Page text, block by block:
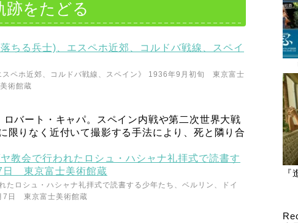
跡をたどる
ペホ近郊、コルドバ戦線、スペイン》 1936年9月初旬 東京富士
美術館蔵
バート・キャパ。スペイン内戦や第二次世界大戦
限りなく近付いて撮影する手法により、死と隣り合
ロシュ・ハシャナ礼拝式で読書する少年たち、ベルリン、ドイ
7日 東京富士美術館蔵